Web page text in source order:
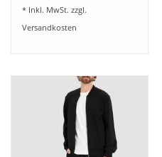
Nicht bleichen
nicht heiß bügeln
Keine chemische Reinigung
* Inkl. MwSt. zzgl.
Versandkosten